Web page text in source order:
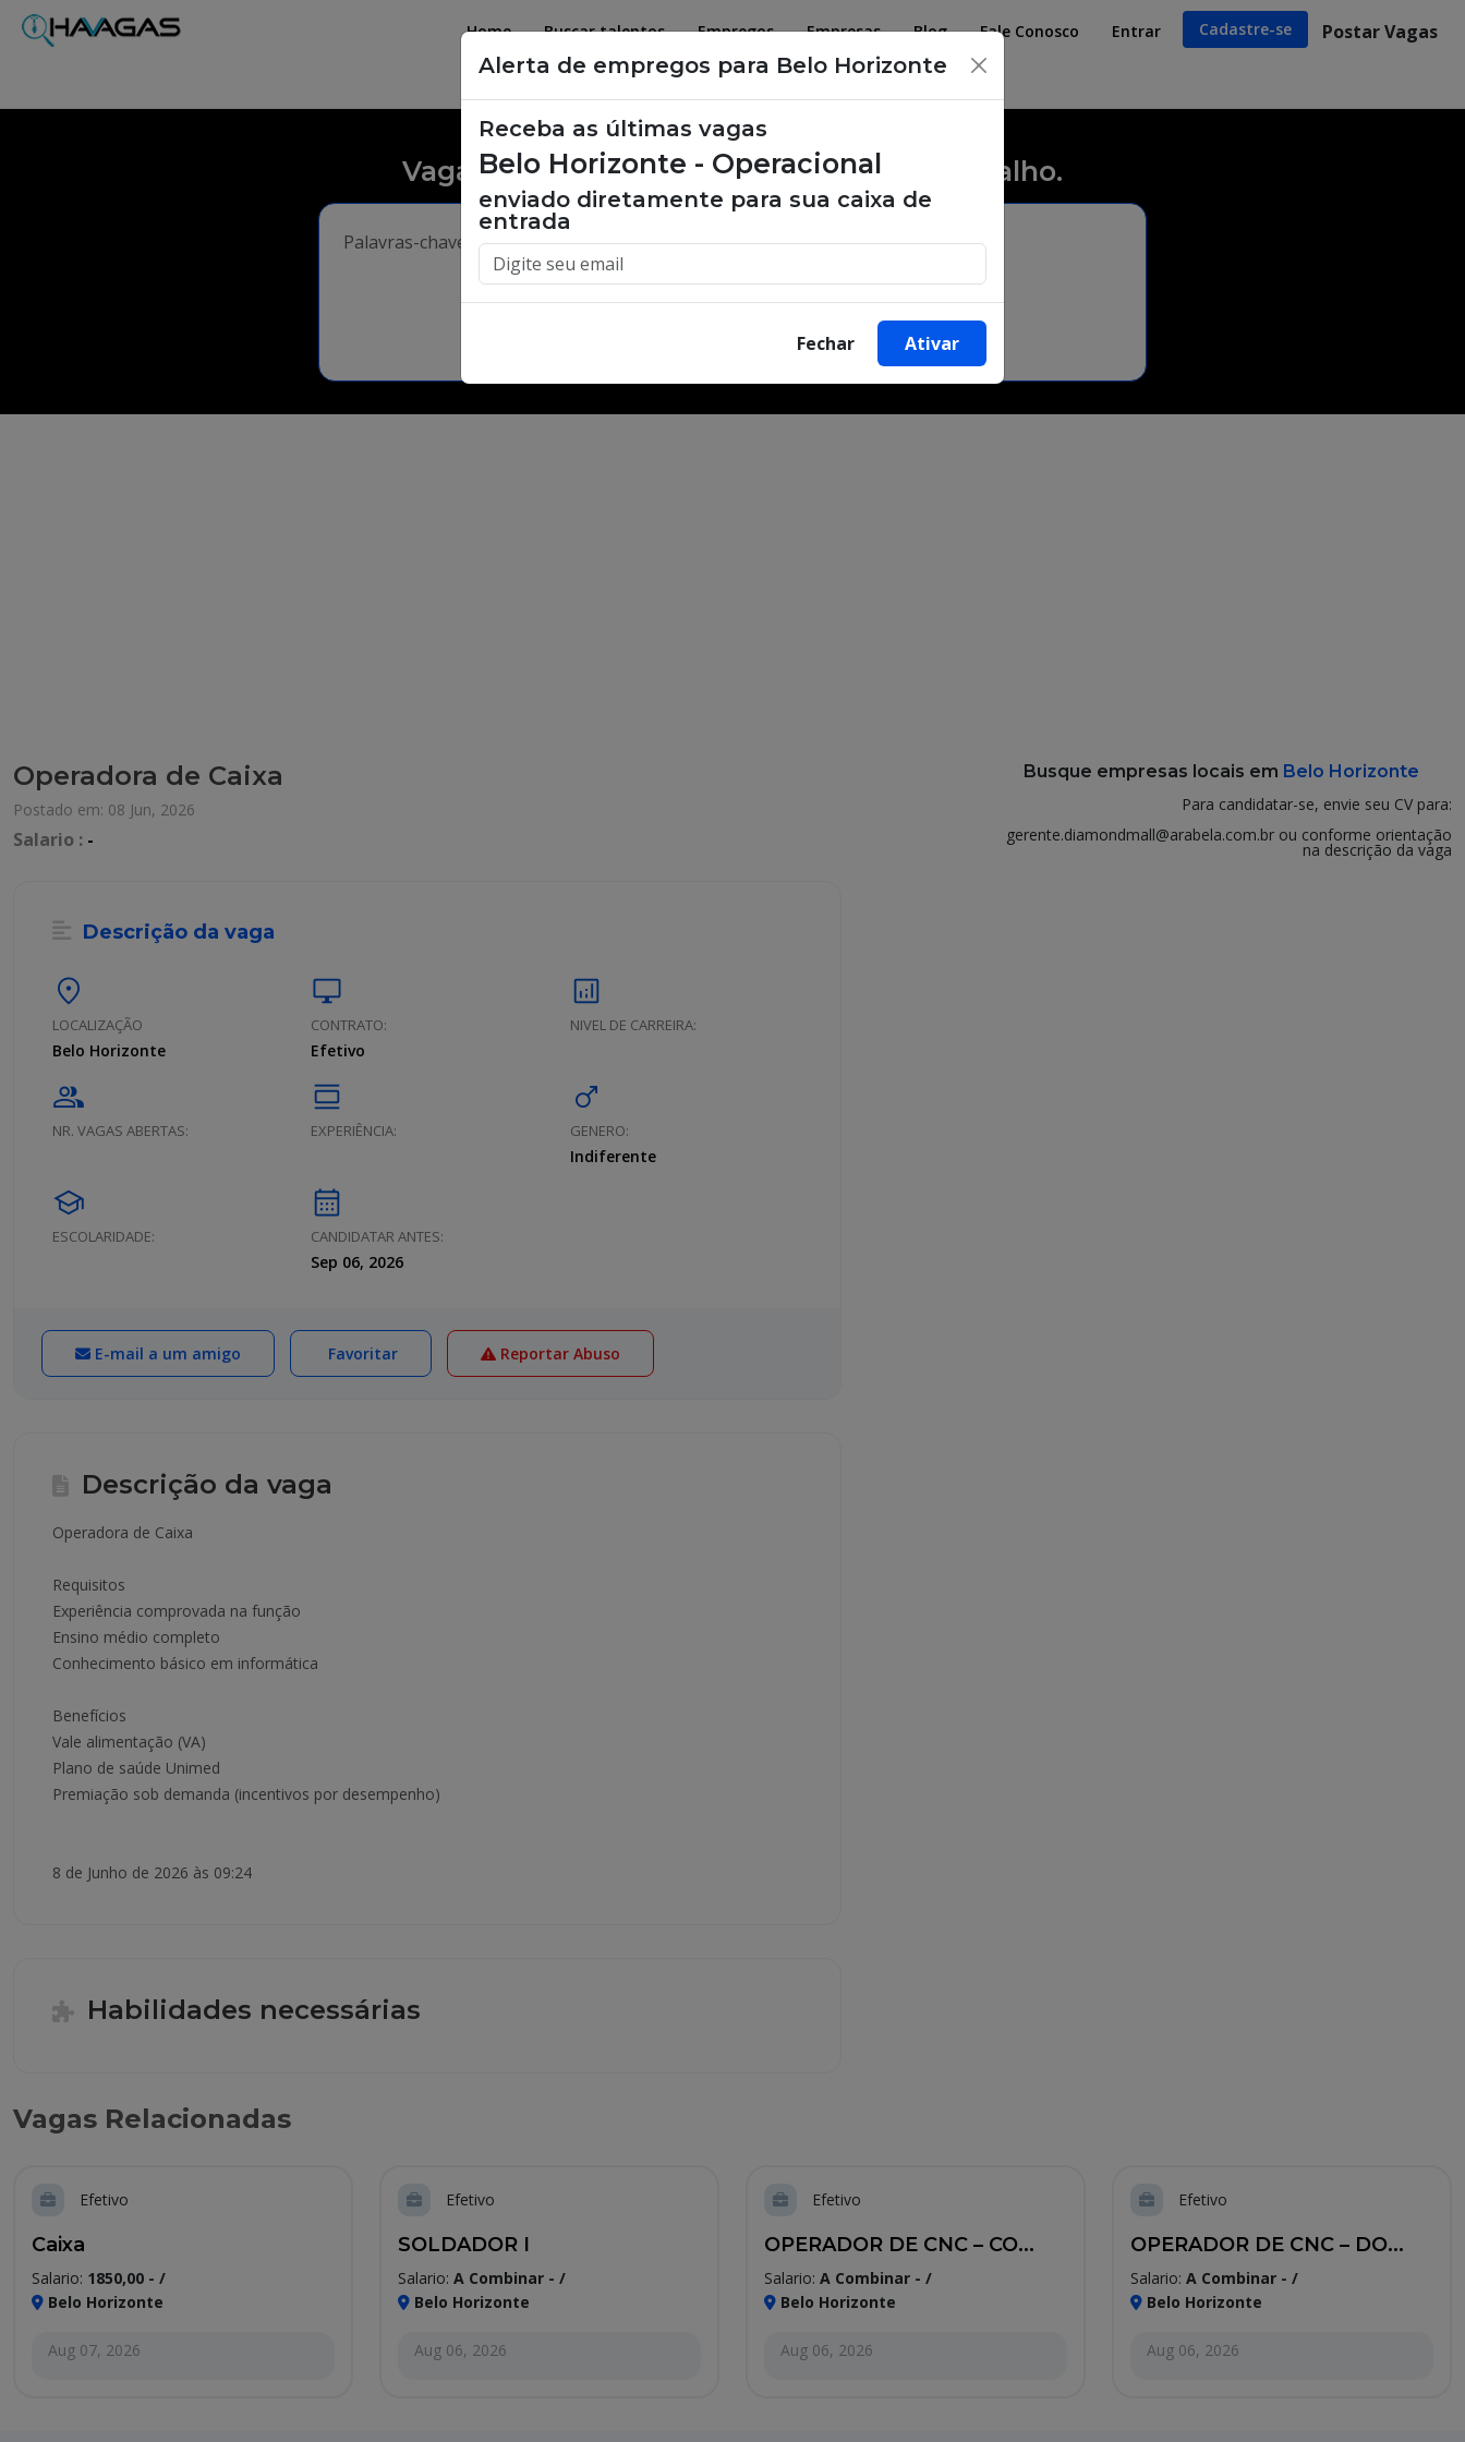
Home Buscar talentos Empregos Empresas Blog Fale Conosco Entrar Cadastre-se Postar Vagas
Vagas de emprego, oportunidades de trabalho.
Operadora de Caixa
Postado em: 08 Jun, 2026
Salario : -
Busque empresas locais em Belo Horizonte
Para candidatar-se, envie seu CV para:
gerente.diamondmall@arabela.com.br ou conforme orientação
na descrição da vaga
Descrição da vaga
location_on
LOCALIZAÇÃO
Belo Horizonte
desktop_windows
CONTRATO:
Efetivo
analytics
NIVEL DE CARREIRA:
group
NR. VAGAS ABERTAS:
calendar_view_day
EXPERIÊNCIA:
male
GENERO:
Indiferente
school
ESCOLARIDADE:
calendar_month
CANDIDATAR ANTES:
Sep 06, 2026
E-mail a um amigo Favoritar Reportar Abuso
Descrição da vaga
Operadora de Caixa
Requisitos
Experiência comprovada na função
Ensino médio completo
Conhecimento básico em informática
Benefícios
Vale alimentação (VA)
Plano de saúde Unimed
Premiação sob demanda (incentivos por desempenho)
8 de Junho de 2026 às 09:24
Habilidades necessárias
Alerta de empregos para Belo Horizonte ×
Receba as últimas vagas
Belo Horizonte - Operacional
enviado diretamente para sua caixa de
entrada
Fechar Ativar
Vagas Relacionadas
Efetivo
Caixa
Salario: 1850,00 - /
Belo Horizonte
Aug 07, 2026
Efetivo
SOLDADOR I
Salario: A Combinar - /
Belo Horizonte
Aug 06, 2026
Efetivo
OPERADOR DE CNC – CO...
Salario: A Combinar - /
Belo Horizonte
Aug 06, 2026
Efetivo
OPERADOR DE CNC – DO...
Salario: A Combinar - /
Belo Horizonte
Aug 06, 2026